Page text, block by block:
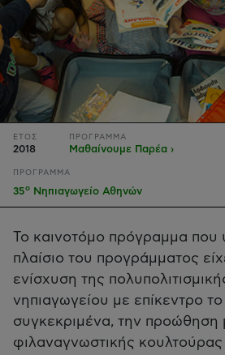
ΕΤΟΣ
2018
ΠΡΟΓΡΑΜΜΑ
Μαθαίνουμε Παρέα ›
ΠΡΟΓΡΑΜΜΑ
35ο Νηπιαγωγείο Αθηνών
Το καινοτόμο πρόγραμμα που
πλαίσιο του προγράμματος
ενίσχυση της
νηπιαγωγείου με επίκεντρο το
συγκεκριμένα, την προώθηση
φιλαναγνωστικής